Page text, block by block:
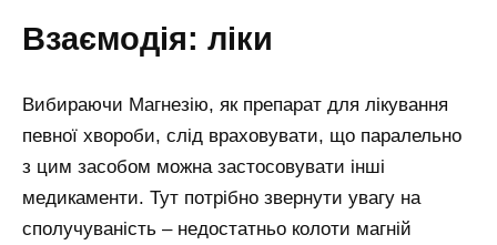
Взаємодія: ліки
Вибираючи Магнезію, як препарат для лікування
певної хвороби, слід враховувати, що паралельно
з цим засобом можна застосовувати інші
медикаменти. Тут потрібно звернути увагу на
сполучуваність – недостатньо колоти магній